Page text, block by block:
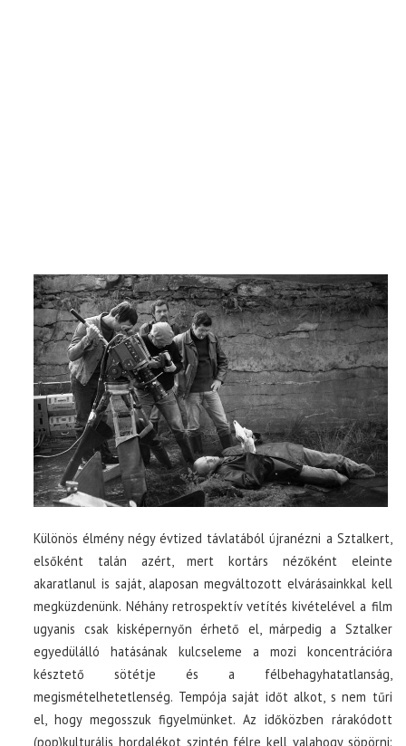
Különös élmény négy évtized távlatából újranézni a Sztalkert,
elsőként talán azért, mert kortárs nézőként eleinte
akaratlanul is saját, alaposan megváltozott elvárásainkkal kell
megküzdenünk. Néhány retrospektív vetítés kivételével a film
ugyanis csak kisképernyőn érhető el, márpedig a Sztalker
egyedülálló hatásának kulcseleme a mozi koncentrációra
késztető sötétje és a félbehagyhatatlanság,
megismételhetetlenség. Tempója saját időt alkot, s nem tűri
el, hogy megosszuk figyelmünket. Az időközben rárakódott
(pop)kulturális hordalékot szintén félre kell valahogy söpörni: